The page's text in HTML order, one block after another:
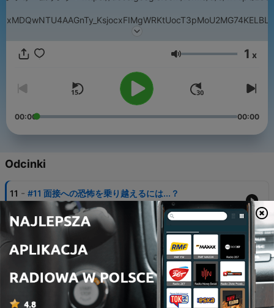
Głośność 1 x
00:00 00:00
Odcinki
11 - #11 面接への恐怖を乗り越えるには...？
10
#10 どうしても友だちと運動をしたい時の究極の誘い
方
02 lip 2026
9 - #9 夜にスマホを見すぎて授業中にウトウト...どうした
18 cze 2026